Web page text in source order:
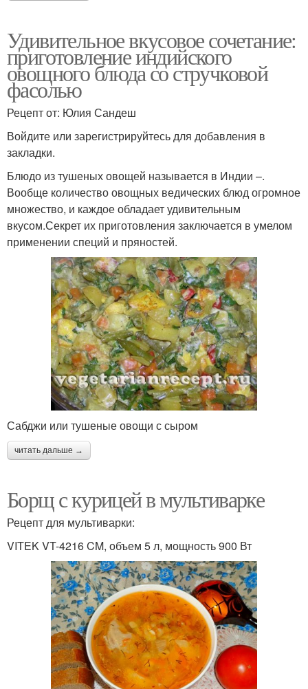
Удивительное вкусовое сочетание:
приготовление индийского
овощного блюда со стручковой
фасолью
Рецепт от: Юлия Сандеш
Войдите или зарегистрируйтесь для добавления в
закладки.
Блюдо из тушеных овощей называется в Индии –.
Вообще количество овощных ведических блюд огромное
множество, и каждое обладает удивительным
вкусом.Секрет их приготовления заключается в умелом
применении специй и пряностей.
Сабджи или тушеные овощи с сыром
читать дальше →
Борщ с курицей в мультиварке
Рецепт для мультиварки:
VITEK VT-4216 CM, объем 5 л, мощность 900 Вт